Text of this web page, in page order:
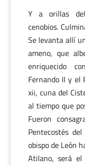
Y a orillas
cenobios.
Se levanta allí
ameno, que
enriquecido
Fernando II y el
xii, cuna del
al tiempo que
Fueron
Pentecostés
obispo de León
Atilano, será el